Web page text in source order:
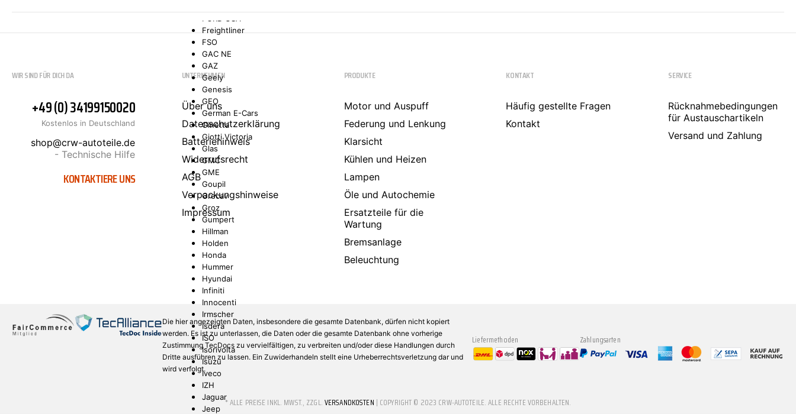
Freightliner
FSO
GAC NE
GAZ
Geely
Genesis
GEO
German E-Cars
Ginetta
Giotti Victoria
Glas
GMC
GME
Goupil
Grecav
Groz
Gumpert
Hillman
Holden
Honda
Hummer
Hyundai
Infiniti
Innocenti
Irmscher
Isdera
ISO
Isorivolta
Isuzu
Iveco
IZH
Jaguar
Jeep
WIR SIND FÜR DICH DA
+49 (0) 34199150020
Kostenlos in Deutschland
shop@crw-autoteile.de
- Technische Hilfe
KONTAKTIERE UNS
UNTERNEHMEN
Über uns
Datenschutzerklärung
Batteriehinweis
Widerrufsrecht
AGB
Verpackungshinweise
Impressum
PRODUKTE
Motor und Auspuff
Federung und Lenkung
Klarsicht
Kühlen und Heizen
Lampen
Öle und Autochemie
Ersatzteile für die
Wartung
Bremsanlage
Beleuchtung
KONTAKT
Häufig gestellte Fragen
Kontakt
SERVICE
Rücknahmebedingungen
für Austauschartikeln
Versand und Zahlung
Die hier angezeigten Daten, insbesondere die gesamte Datenbank, dürfen nicht kopiert
werden. Es ist zu unterlassen, die Daten oder die gesamte Datenbank ohne vorherige
Zustimmung TecDocs zu vervielfältigen, zu verbreiten und/oder diese Handlungen durch
Dritte ausführen zu lassen. Ein Zuwiderhandeln stellt eine Urheberrechtsverletzung dar und
wird verfolgt.
Liefermethoden Zahlungsarten
* ALLE PREISE INKL. MWST., ZZGL.VERSANDKOSTEN | COPYRIGHT © 2023 CRW-AUTOTEILE. ALLE RECHTE VORBEHALTEN.